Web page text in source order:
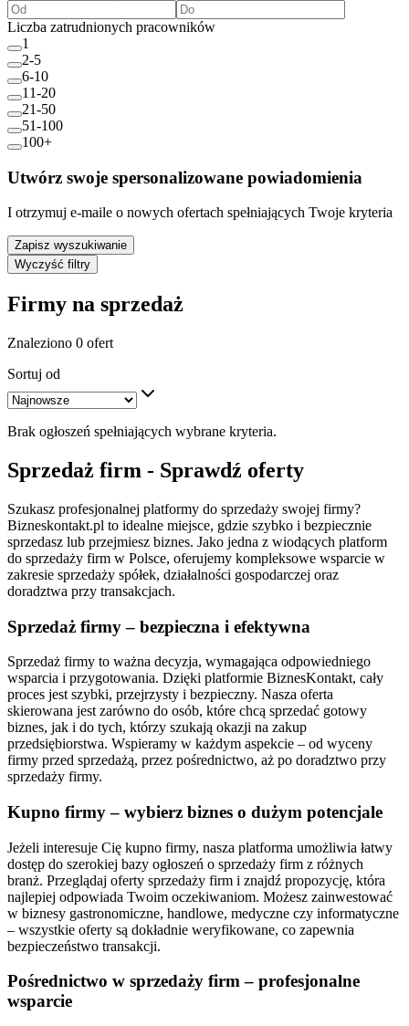
Liczba zatrudnionych pracowników
1
2-5
6-10
11-20
21-50
51-100
100+
Utwórz swoje spersonalizowane powiadomienia
I otrzymuj e-maile o nowych ofertach spełniających Twoje kryteria
Zapisz wyszukiwanie
Wyczyść filtry
Firmy na sprzedaż
Znaleziono 0 ofert
Sortuj od
Brak ogłoszeń spełniających wybrane kryteria.
Sprzedaż firm - Sprawdź oferty
Szukasz profesjonalnej platformy do sprzedaży swojej firmy?
Bizneskontakt.pl to idealne miejsce, gdzie szybko i bezpiecznie
sprzedasz lub przejmiesz biznes. Jako jedna z wiodących platform
do sprzedaży firm w Polsce, oferujemy kompleksowe wsparcie w
zakresie sprzedaży spółek, działalności gospodarczej oraz
doradztwa przy transakcjach.
Sprzedaż firmy – bezpieczna i efektywna
Sprzedaż firmy to ważna decyzja, wymagająca odpowiedniego
wsparcia i przygotowania. Dzięki platformie BiznesKontakt, cały
proces jest szybki, przejrzysty i bezpieczny. Nasza oferta
skierowana jest zarówno do osób, które chcą sprzedać gotowy
biznes, jak i do tych, którzy szukają okazji na zakup
przedsiębiorstwa. Wspieramy w każdym aspekcie – od wyceny
firmy przed sprzedażą, przez pośrednictwo, aż po doradztwo przy
sprzedaży firmy.
Kupno firmy – wybierz biznes o dużym potencjale
Jeżeli interesuje Cię kupno firmy, nasza platforma umożliwia łatwy
dostęp do szerokiej bazy ogłoszeń o sprzedaży firm z różnych
branż. Przeglądaj oferty sprzedaży firm i znajdź propozycję, która
najlepiej odpowiada Twoim oczekiwaniom. Możesz zainwestować
w biznesy gastronomiczne, handlowe, medyczne czy informatyczne
– wszystkie oferty są dokładnie weryfikowane, co zapewnia
bezpieczeństwo transakcji.
Pośrednictwo w sprzedaży firm – profesjonalne
wsparcie